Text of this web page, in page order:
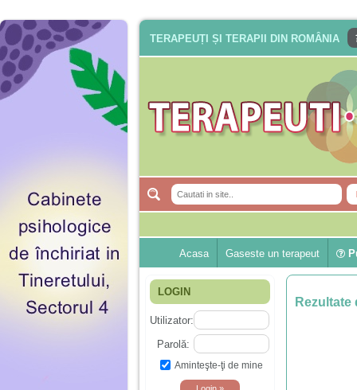
TERAPEUȚI ȘI TERAPII DIN ROMÂNIA
Acasa Gaseste un terapeut
LOGIN
Utilizator:
Parolă:
Aminteşte-ţi de mine
Rezultate